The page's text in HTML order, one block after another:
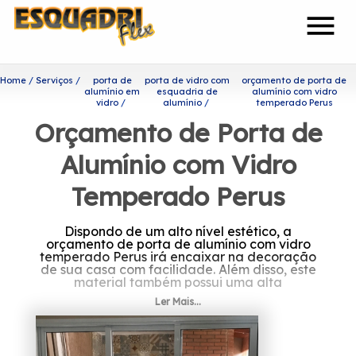
menu
Home Serviços
porta de
alumínio em
vidro
porta de vidro com
esquadria de
alumínio
orçamento de porta de
alumínio com vidro
temperado Perus
Orçamento de Porta de
Alumínio com Vidro
Temperado Perus
Dispondo de um alto nível estético, a
orçamento de porta de alumínio com vidro
temperado Perus irá encaixar na decoração
de sua casa com facilidade. Além disso, este
material também possui uma alta
durabilidade, que é capaz de garantir um
uso mais prolongado do produto.
Quer saber mais sobre
Ler Mais...